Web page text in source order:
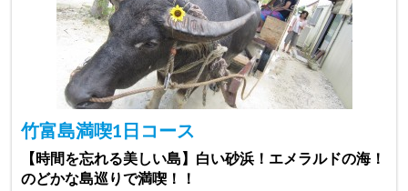
竹富島満喫1日コース
【時間を忘れる美しい島】白い砂浜！エメラルドの海！
のどかな島巡りで満喫！！